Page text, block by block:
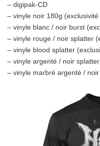
– digipak-CD
– vinyle noir 180g (exclusivité
– vinyle blanc / noir burst
– vinyle rouge / noir splatter
– vinyle blood splatter
– vinyle argenté / noir
– vinyle marbré argenté /